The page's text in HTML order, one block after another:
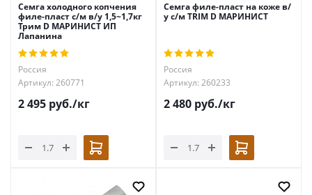
Семга холодного копчения
филе-пласт с/м в/у 1,5~1,7кг
Трим D МАРИНИСТ ИП
Лапанина
Россия
Артикул: 260771
2 495 руб./кг
Семга филе-пласт на коже в/
у с/м TRIM D МАРИНИСТ
Россия
Артикул: 260233
2 480 руб./кг